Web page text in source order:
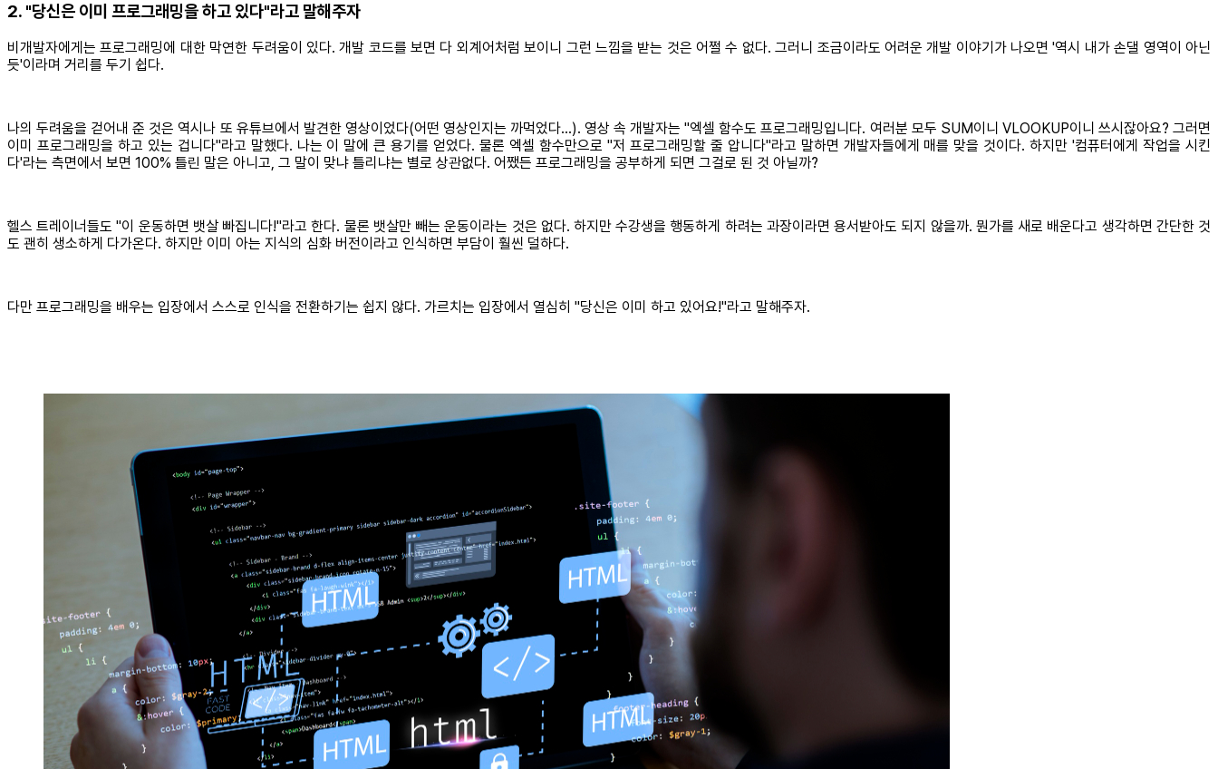
2. "당신은 이미 프로그래밍을 하고 있다"라고 말해주자
비개발자에게는 프로그래밍에 대한 막연한 두려움이 있다. 개발 코드를 보면 다 외계어처럼 보이니 그런 느낌을 받는 것은 어쩔 수 없다. 그러니 조금이라도 어려운 개발 이야기가 나오면 '역시 내가 손댈 영역이 아닌
듯'이라며 거리를 두기 쉽다.
나의 두려움을 걷어내 준 것은 역시나 또 유튜브에서 발견한 영상이었다(어떤 영상인지는 까먹었다…). 영상 속 개발자는 "엑셀 함수도 프로그래밍입니다. 여러분 모두 SUM이니 VLOOKUP이니 쓰시잖아요? 그러면
이미 프로그래밍을 하고 있는 겁니다"라고 말했다. 나는 이 말에 큰 용기를 얻었다. 물론 엑셀 함수만으로 "저 프로그래밍할 줄 압니다"라고 말하면 개발자들에게 매를 맞을 것이다. 하지만 '컴퓨터에게 작업을 시킨
다'라는 측면에서 보면 100% 틀린 말은 아니고, 그 말이 맞냐 틀리냐는 별로 상관없다. 어쨌든 프로그래밍을 공부하게 되면 그걸로 된 것 아닐까?
헬스 트레이너들도 "이 운동하면 뱃살 빠집니다!"라고 한다. 물론 뱃살만 빼는 운동이라는 것은 없다. 하지만 수강생을 행동하게 하려는 과장이라면 용서받아도 되지 않을까. 뭔가를 새로 배운다고 생각하면 간단한 것
도 괜히 생소하게 다가온다. 하지만 이미 아는 지식의 심화 버전이라고 인식하면 부담이 훨씬 덜하다.
다만 프로그래밍을 배우는 입장에서 스스로 인식을 전환하기는 쉽지 않다. 가르치는 입장에서 열심히 "당신은 이미 하고 있어요!"라고 말해주자.